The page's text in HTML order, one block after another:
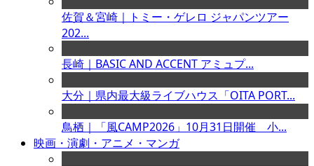
佐賀＆宮崎｜トミー・ゲレロ ジャパンツアー
202...
長崎｜BASIC AND ACCENT アミュプ...
大分｜県内最大級ライブハウス「OITA PORT...
鳥栖｜「風CAMP2026」10月31日開催 小...
映画・演劇・アニメ・マンガ